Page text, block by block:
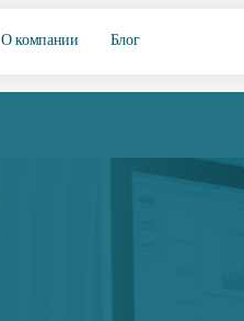
О компании Блог